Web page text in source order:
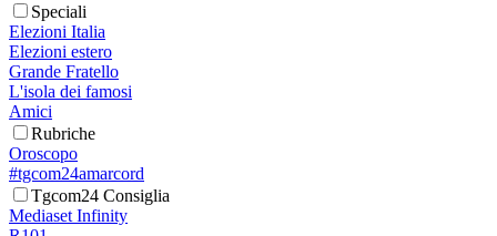
Speciali
Elezioni Italia
Elezioni estero
Grande Fratello
L'isola dei famosi
Amici
Rubriche
Oroscopo
#tgcom24amarcord
Tgcom24 Consiglia
Mediaset Infinity